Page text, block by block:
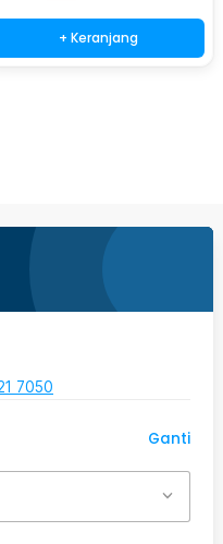
+ Keranjang
7050
Ganti